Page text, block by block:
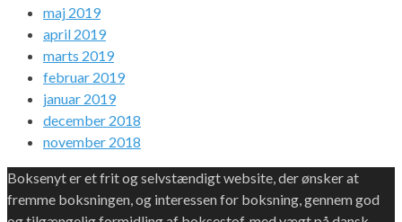
maj 2019
april 2019
marts 2019
februar 2019
januar 2019
december 2018
november 2018
Boksenyt er et frit og selvstændigt website, der ønsker at
fremme boksningen, og interessen for boksning, gennem god